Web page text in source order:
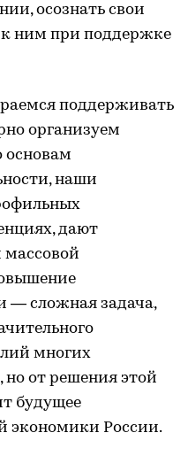
осознать свои
ним при поддержке
поддерживать
организуем
основам
наши
дают
— сложная задача,
многих
но от решения этой
будущее
экономики России.